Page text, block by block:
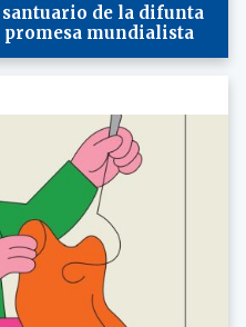
de la difunta
mundialista